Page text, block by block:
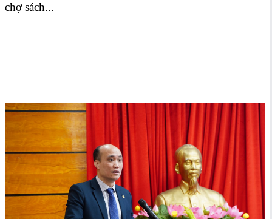
chợ sách...